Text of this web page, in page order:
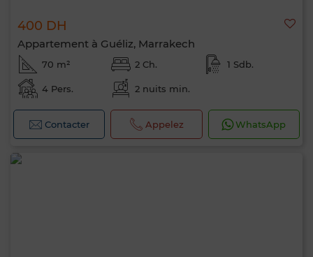
400 DH
Appartement à Guéliz, Marrakech
70 m² 2 Ch. 1 Sdb.
4 Pers. 2 nuits min.
Contacter Appelez WhatsApp